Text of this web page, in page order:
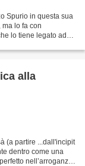
Spurio in questa sua
lo fa con
lo tiene legato ad
alla
(a partire ...dall'incipit
dentro come una
nell’arroganza